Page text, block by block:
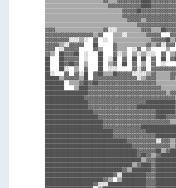
▓▓▓▓▓▓▓▓▓▓▓▓▓▓▓▓▓▓▓▓▒▒▓▓    ▒▒▒▒░░▒▒▒▒▒▒▒▒▓▓▓▓▓▓
▓▓▓▓▓▓▓▓▓▓░░░░▒▒░░  ▓▓  ░░
▓▓▓▓▓▓▒▒░░▓▓▓▓▓▓    ██
▓▓▓▓  ░░▓▓▓▓▓▓      ▓▓▒▒    ▓▓▒▒▒▒  ░░▓▓  ▒▒      ▒▒
▓▓▒▒  ██▓▓▓▓██  ░░    ██    ▓▓░░▒▒  ▒▒░░▒▒░░░░  ▓▓
██    ██▓▓▓▓▓▓  ░░    ██  ░░██  ▓▓  ██  ██  ▓▓  ██
██    ██▓▓██▓▓  ▒▒    ██  ▒▒▓▓  ██  ▓▓  ▒▒  ▓▓  ░░
██    ██░░  ▒▒  ▓▓    ██  ░░░░      ▓▓░░▓▓
██░░    ▓▓  ▓▓░░██
██████▒▒▓▓▓▓▓▓▒▒██
████████
████████
████████████████████████▓▓▒▒